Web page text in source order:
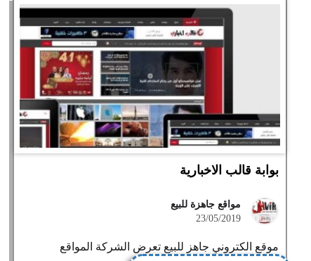
بوابة قالب الاخبارية
مواقع جاهزة للبيع
23/05/2019
موقع الكتروني جاهز للبيع تعرض الشركة المواقع